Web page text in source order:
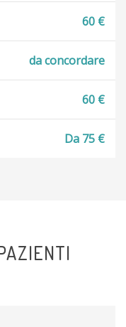
60 €
da concordare
60 €
Da 75 €